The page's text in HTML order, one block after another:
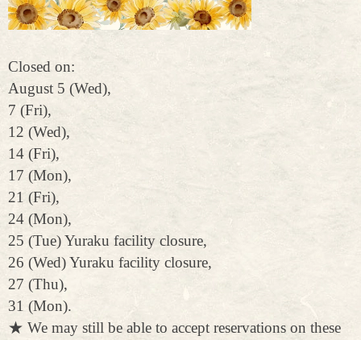
Closed on:
August 5 (Wed),
7 (Fri),
12 (Wed),
14 (Fri),
17 (Mon),
21 (Fri),
24 (Mon),
25 (Tue) Yuraku facility closure,
26 (Wed) Yuraku facility closure,
27 (Thu),
31 (Mon).
★ We may still be able to accept reservations on these